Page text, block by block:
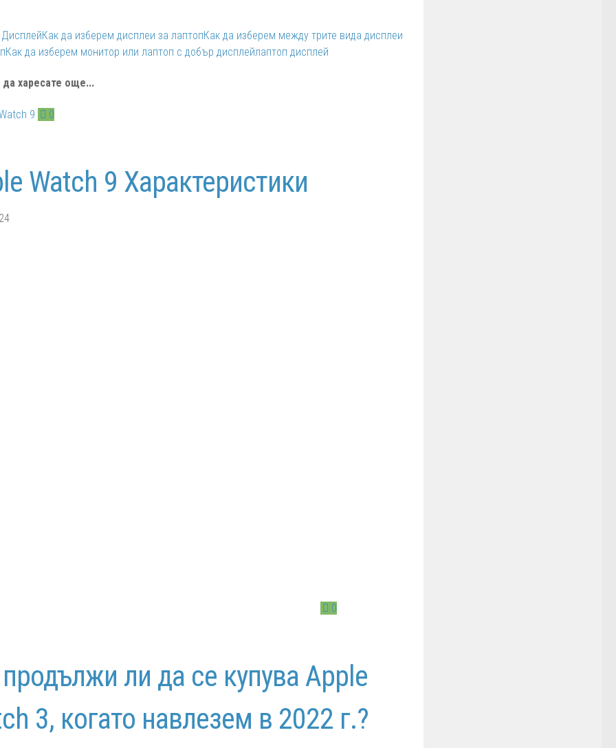
ДисплейКак да изберем дисплеи за лаптопКак да изберем между трите вида дисплеи
Как да изберем монитор или лаптоп с добър дисплейлаптоп дисплей
харесате още...
0
Watch 9 Характеристики
0
ли да се купува Apple
3, когато навлезем в 2022 г.?